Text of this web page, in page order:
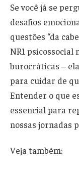
Se você já se
desafios
questões “da
NR1
burocráticas –
para cuidar de
Entender o que
essencial para
nossas jornadas
Veja também: